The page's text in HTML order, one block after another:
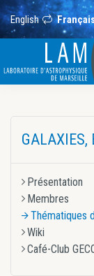
Passer
au
contenu
principal
Passer
à
la
Passer
au
pied
English
latérale
GALAXIES,
Présentation
Membres
Thématiques
Wiki
Café-Club